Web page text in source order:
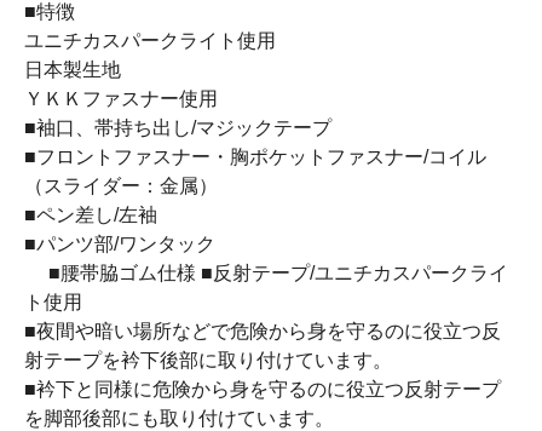
■特徴
ユニチカスパークライト使用
日本製生地
ＹＫＫファスナー使用
■袖口、帯持ち出し/マジックテープ
■フロントファスナー・胸ポケットファスナー/コイル
（スライダー：金属）
■ペン差し/左袖
■パンツ部/ワンタック
■腰帯脇ゴム仕様 ■反射テープ/ユニチカスパークライ
ト使用
■夜間や暗い場所などで危険から身を守るのに役立つ反
射テープを衿下後部に取り付けています。
■衿下と同様に危険から身を守るのに役立つ反射テープ
を脚部後部にも取り付けています。